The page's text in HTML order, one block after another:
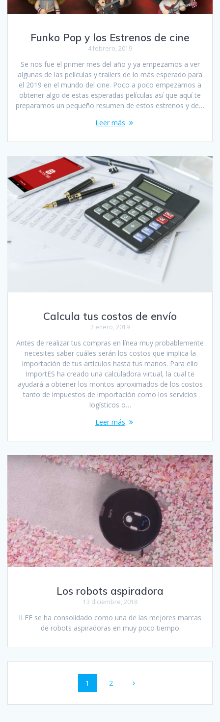
Funko Pop y los Estrenos de cine
4 febrero, 2019
Se nos fue el primer mes del año y ya empezamos a ver
algunas de las películas y trailers de lo más esperado para
el 2019 en el mundo del cine. Poco a poco empezamos a
obtener algo de estas esperadas películas así que aquí te
preparamos un pequeño resumen de estos estrenos y de…
Leer más
Calcula tus costos de envío
2 enero, 2019
Antes de realizar tus compras en línea muy probablemente
necesites saber cuáles serán los costos que implica la
importación de tus artículos hasta tus manos. Para ello
ImportES ha creado una calculadora virtual, la cual te
ayudará a obtener los montos aproximados de los costos
tanto de impuestos de importación como los servicios
logísticos o…
Leer más
Los robots aspiradora
13 diciembre, 2018
ILFE se ha consolidado como una de las mejores marcas
de robots aspiradoras en muy poco tiempo
Navegación
entradas
Página
1 Página
2